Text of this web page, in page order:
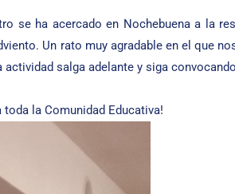
se ha acercado en Nochebuena a la
Un rato muy agradable en el que
salga adelante y siga
toda la Comunidad Educativa!